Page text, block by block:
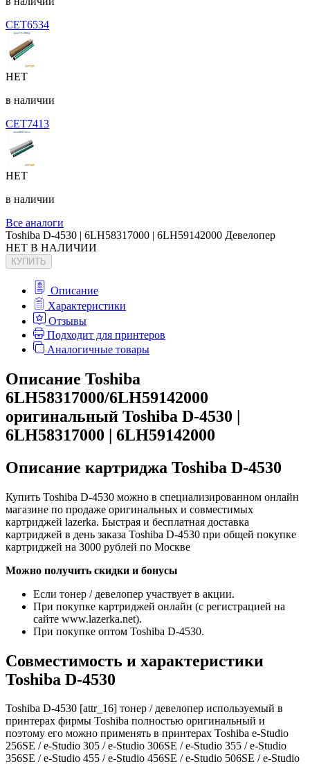
CET6534
НЕТ
в наличии
CET7413
НЕТ
в наличии
Все аналоги
Toshiba D-4530 | 6LH58317000 | 6LH59142000 Девелопер
НЕТ В НАЛИЧИИ
КУПИТЬ
Описание
Характеристики
Отзывы
Подходит для принтеров
Аналогичные товары
Описание Toshiba
6LH58317000/6LH59142000
оригинальный Toshiba D-4530 |
6LH58317000 | 6LH59142000
Описание картриджа Toshiba D-4530
Купить Toshiba D-4530 можно в специализированном онлайн
магазине по продаже оригинальных и совместимых
картриджей lazerka. Быстрая и бесплатная доставка
картриджей в день заказа Toshiba D-4530 при общей покупке
картриджей на 3000 рублей по Москве
Можно получить скидки и бонусы
Если тонер / девелопер участвует в акции.
При покупке картриджей онлайн (с регистрацией на
сайте www.lazerka.net).
При покупке оптом Toshiba D-4530.
Совместимость и характеристики
Toshiba D-4530
Toshiba D-4530 [attr_16] тонер / девелопер используемый в
принтерах фирмы Toshiba полностью оригинальный и
поэтому его можно применять в принтерах Toshiba e-Studio
256SE / e-Studio 305 / e-Studio 306SE / e-Studio 355 / e-Studio
356SE / e-Studio 455 / e-Studio 456SE / e-Studio 506SE / e-Studio